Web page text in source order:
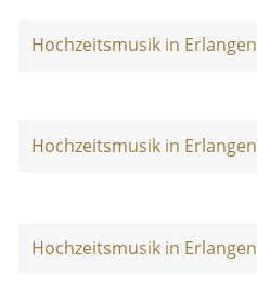
Hochzeitsmusik in Erlangen
Hochzeitsmusik in Erlangen
Hochzeitsmusik in Erlangen